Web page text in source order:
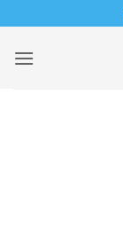
to
content